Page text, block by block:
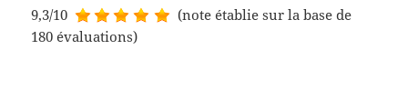
9,3/10
(note établie sur la base de
180 évaluations)